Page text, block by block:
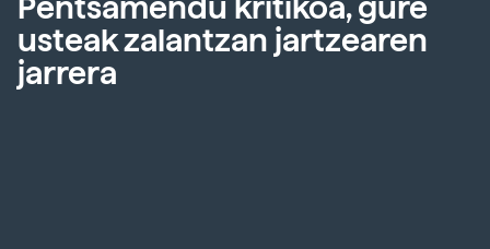
Pentsamendu kritikoa, gure
usteak zalantzan jartzearen
jarrera